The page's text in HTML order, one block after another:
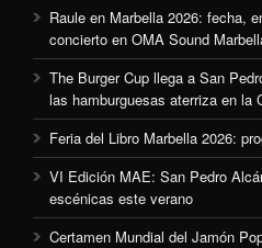
Raule en Marbella 2026: fecha,
concierto en OMA Sound
The Burger Cup llega a San
las hamburguesas aterriza en la
Feria del Libro Marbella 2026:
VI Edición MAE: San Pedro
escénicas este verano
Certamen Mundial del Jamón